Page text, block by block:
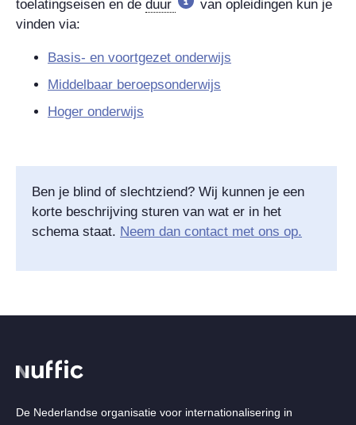
toelatingseisen en de duur
van opleidingen kun je
vinden via:
Basis- en voortgezet onderwijs
Middelbaar beroepsonderwijs
Hoger onderwijs
Ben je blind of slechtziend? Wij kunnen je een
korte beschrijving sturen van wat er in het
schema staat. Neem dan contact met ons op.
De Nederlandse organisatie voor internationalisering in